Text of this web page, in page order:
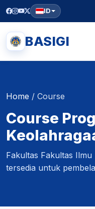
ID
BASIGI
Home / Course
Course
Fakultas Fakultas Ilmu
tersedia untuk